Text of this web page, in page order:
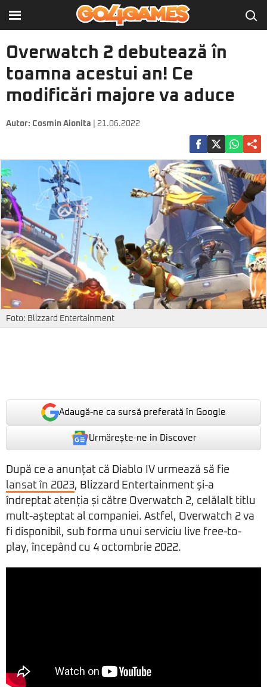
Overwatch 2 debutează în
toamna acestui an! Ce
modificări majore va aduce
Autor: Cosmin Aionita | 21.06.2022
Foto: Blizzard Entertainment
Adaugă-ne ca sursă preferată în Google
Urmărește-ne in Discover
După ce a anunțat că Diablo IV urmează să fie
lansat în 2023, Blizzard Entertainment și-a
îndreptat atenția și către Overwatch 2, celălalt titlu
mult-așteptat al companiei. Astfel, Overwatch 2 va
fi disponibil, sub forma unui serviciu live free-to-
play, începând cu 4 octombrie 2022.